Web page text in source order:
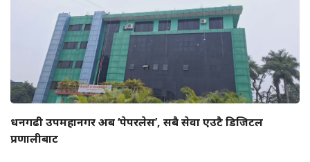
धनगढी उपमहानगर अब ‘पेपरलेस’, सबै सेवा एउटै डिजिटल
प्रणालीबाट